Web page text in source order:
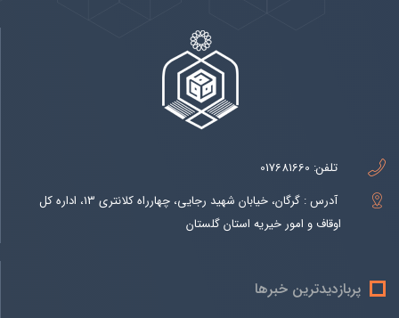
تلفن: 017681660
آدرس : گرگان، خیابان شهید رجایی، چهارراه کلانتری 13، اداره کل
اوقاف و امور خیریه استان گلستان
پربازدیدترین خبرها